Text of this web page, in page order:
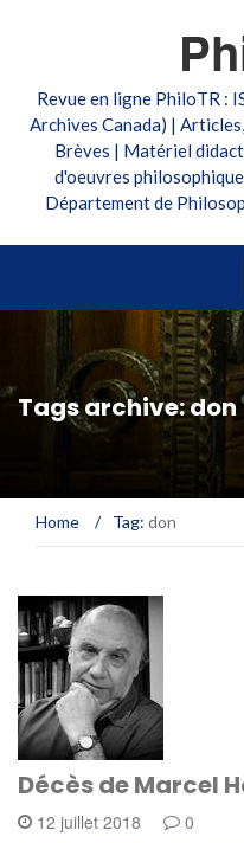
Revue en ligne PhiloTR :
Archives Canada) |
Brèves | Matériel
d'oeuvres
Département de
Tags archive: don
Home / Tag: don
Décès de Marcel
12 juillet 2018 0